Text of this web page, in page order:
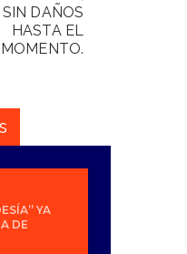
SIN DAÑOS
HASTA EL
MOMENTO.
YA
DE